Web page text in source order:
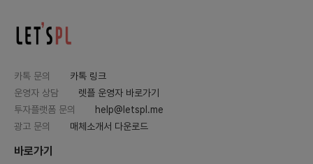
카톡 문의
카톡 링크
운영자 상담
렛플 운영자 바로가기
투자플랫폼 문의
help@letspl.me
광고 문의
매체소개서 다운로드
바로가기